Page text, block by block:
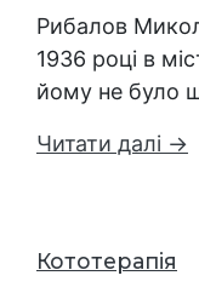
Рибалов
1936 році в
йому не було
Читати далі →
Кототерапія